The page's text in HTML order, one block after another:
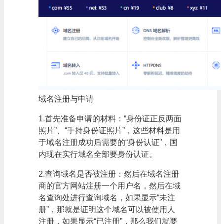
域名注册与申请
1.首先准备申请的材料：“身份证正反两面
照片”、“手持身份证照片”，这些材料是用
于域名注册成功后需要的“身份认证”，国
内现在实行域名全部要身份认证。
2.查询域名是否被注册：然后在域名注册
商的官方网站注册一个用户名，然后在域
名查询处进行查询域名，如果显示“未注
册”，那就是证明这个域名可以被使用人
注册，如果显示“已注册”，那么我们就要